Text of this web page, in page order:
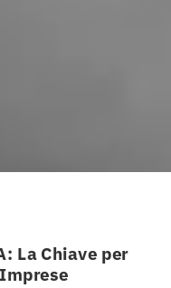
La Chiave per